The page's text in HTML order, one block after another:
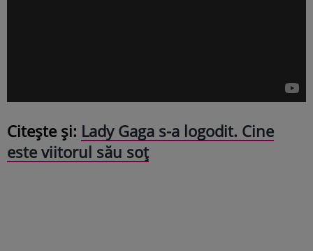
Citește și: Lady Gaga s-a logodit. Cine
este viitorul său soț